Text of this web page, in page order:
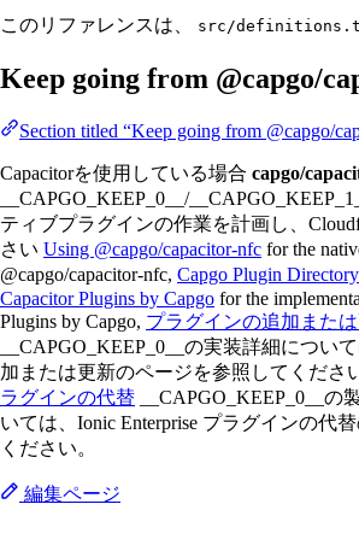
このリファレンスは、 src/
Keep going from @capgo/
Section titled “Keep going from @capgo/
Capacitorを使用している場合 capgo/
__CAPGO_KEEP_0__/
ティブプラグインの作業を計画し、
さい Using @capgo/capacitor-nfc for the
@capgo/capacitor-nfc, Capgo Plugin Directory
Capacitor Plugins by Capgo for the
Plugins by Capgo, プラグインの追加また
__CAPGO_KEEP_0__の実装詳細につい
加または更新のページを参照してくださ
ラグインの代替 __CAPGO_KEEP_0__の
いては、Ionic Enterprise プラグインの代
ください。
編集ページ